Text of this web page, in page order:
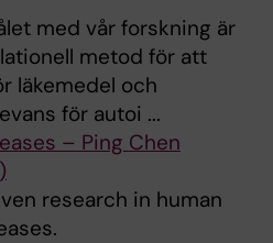
med vår forskning är
metod för att
läkemedel och
för autoi ...
– Ping Chen
research in human